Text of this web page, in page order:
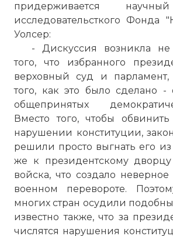
придерживается
исследовательсткого Фонда
Уолсер:
- Дискуссия возникла не
того, что избранного
верховный суд и парламент,
того, как это было сделано
общепринятых
Вместо того, чтобы
нарушении конституции,
решили просто выгнать его
же к президентскому
войска, что создало
военном перевороте.
многих стран осудили
известно также, что за
числятся нарушения